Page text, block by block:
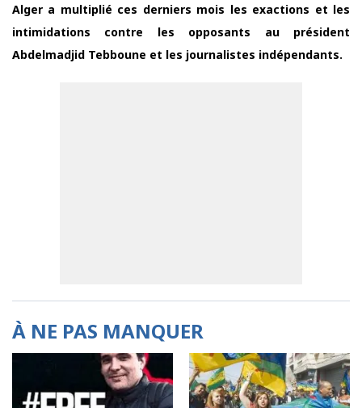
Alger a multiplié ces derniers mois les exactions et les
intimidations contre les opposants au président
Abdelmadjid Tebboune et les journalistes indépendants.
À NE PAS MANQUER